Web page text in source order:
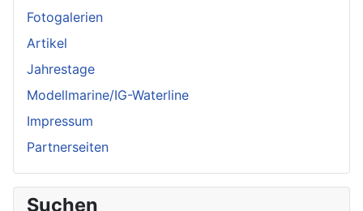
Fotogalerien
Artikel
Jahrestage
Modellmarine/IG-Waterline
Impressum
Partnerseiten
Suchen